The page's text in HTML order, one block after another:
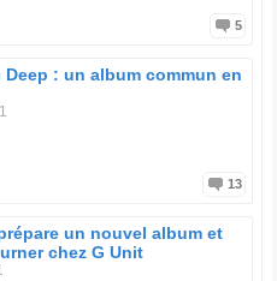
5
Deep : un album commun en
13
un nouvel album et
chez G Unit